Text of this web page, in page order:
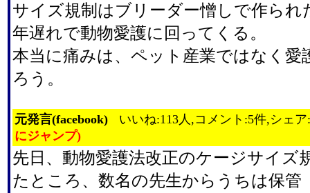
サイズ規制はブリーダー憎しで作られ
年遅れで動物愛護に回ってくる。
本当に痛みは、ペット産業ではなく愛
ろう。
元発言(facebook)
いいね:113人,コメント:5件,シェア
にジャンプ)
先日、動物愛護法改正のケージサイズ
たところ、数名の先生からうちは保管